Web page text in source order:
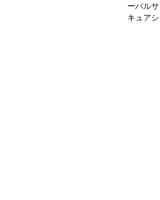
ーバル
キュア